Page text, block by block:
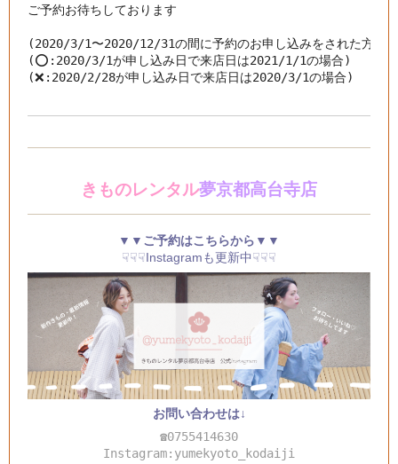
ご予約お待ちしております
(2020/3/1〜2020/12/31の間に予約のお申し込みをされた方が
(⭕️:2020/3/1が申し込み日で来店日は2021/1/1の場合)
(❌:2020/2/28が申し込み日で来店日は2020/3/1の場合)
きものレンタル夢京都高台寺店
▼▼ご予約はこちらから▼▼
☟☟☟Instagramも更新中☟☟☟
お問い合わせは↓
☎0755414630
Instagram:yumekyoto_kodaiji